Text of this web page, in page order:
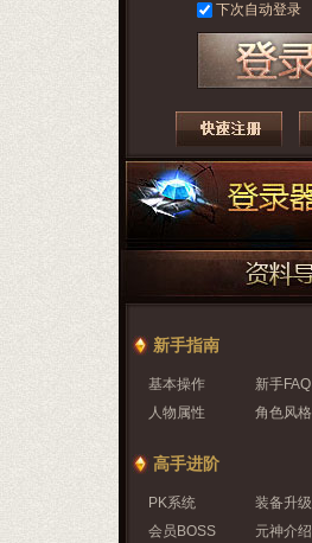
下次自动登录
新手指南
基本操作 新手FAQ
人物属性
角色风格
高手进阶
PK系统 装备升级
会员BOSS
元神介绍